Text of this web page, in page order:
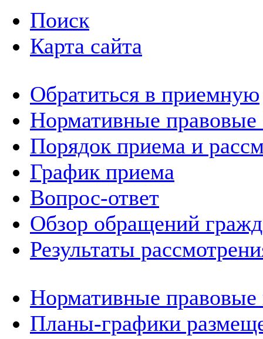
Поиск
Карта сайта
Обратиться в приемную
Нормативные правовые
Порядок приема и
График приема
Вопрос-ответ
Обзор обращений
Результаты
Нормативные
Планы-графики